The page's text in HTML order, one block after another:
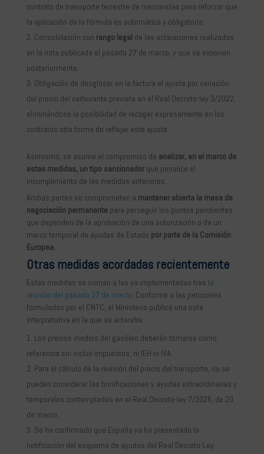
contrato de transporte terrestre de mercancías para reforzar que
la aplicación de la fórmula es automática y obligatoria.
Consolidación con rango legal de las aclaraciones realizadas
en la nota publicada el pasado 27 de marzo, y que se exponen
posteriormente.
Obligación de desglosar en la factura el ajuste por variación
del precio del carburante prevista en el Real Decreto-ley 3/2022,
eliminándose la posibilidad de recoger expresamente en los
contratos otra forma de reflejar este ajuste.
Asimismo, se asume el compromiso de analizar, en el marco de
estas medidas, un tipo sancionadorque penalice el
incumplimiento de las medidas anteriores.
Ambas partes se comprometen a mantener abierta la mesa de
negociación permanente para perseguir los puntos pendientes
que dependen de la aprobación de una autorización o de un
marco temporal de ayudas de Estado por parte de la Comisión
Europea.
Otras medidas acordadas recientemente
Estas medidas se suman a las ya implementadas tras la
reunión del pasado 27 de marzo . Conforme a las peticiones
formuladas por el CNTC, el Ministerio publicó una nota
interpretativa en la que se aclaraba:
Los precios medios del gasóleo deberán tomarse como
referencia sin incluir impuestos, ni IEH ni IVA.
Para el cálculo de la revisión del precio del transporte, no se
pueden considerar las bonificaciones y ayudas extraordinarias y
temporales contempladas en el Real Decreto-ley 7/2026, de 20
de marzo.
Se ha confirmado que España ya ha presentado la
notificación del esquema de ayudas del Real Decreto-Ley